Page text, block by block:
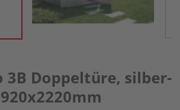
3B Doppeltüre, silber-